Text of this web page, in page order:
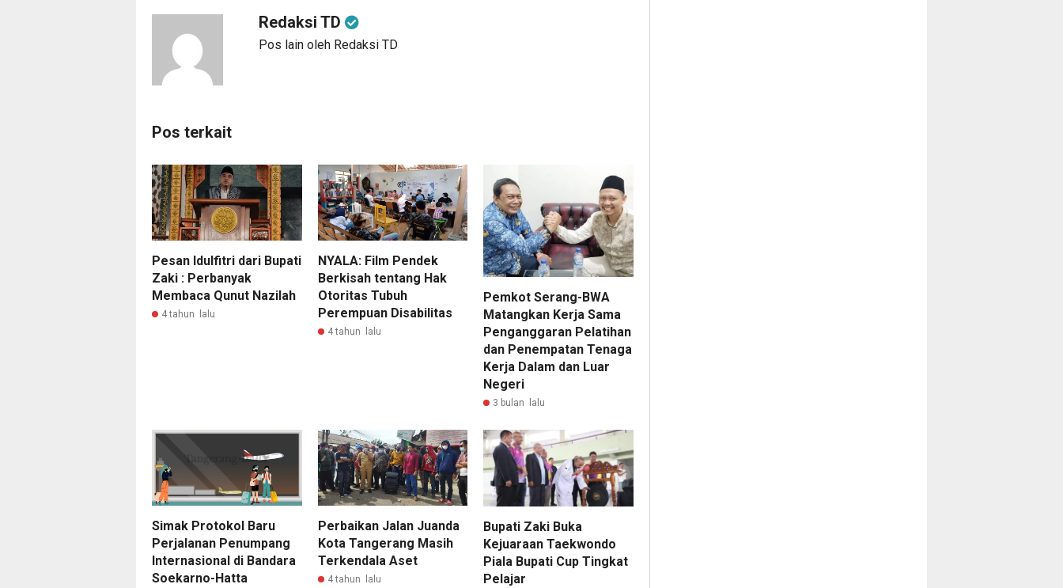
Redaksi TD
Pos lain oleh Redaksi TD
Pos terkait
Pesan Idulfitri dari Bupati
Zaki : Perbanyak
Membaca Qunut Nazilah
4 tahun lalu
NYALA: Film Pendek
Berkisah tentang Hak
Otoritas Tubuh
Perempuan Disabilitas
4 tahun lalu
Pemkot Serang-BWA
Matangkan Kerja Sama
Penganggaran Pelatihan
dan Penempatan Tenaga
Kerja Dalam dan Luar
Negeri
3 bulan lalu
Simak Protokol Baru
Perjalanan Penumpang
Internasional di Bandara
Soekarno-Hatta
Perbaikan Jalan Juanda
Kota Tangerang Masih
Terkendala Aset
4 tahun lalu
Bupati Zaki Buka
Kejuaraan Taekwondo
Piala Bupati Cup Tingkat
Pelajar